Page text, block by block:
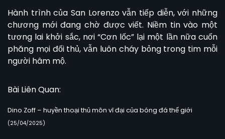
Hành trình của San Lorenzovẫn tiếp diễn, với những
chương mới đang chờ được viết. Niềm tin vào một
tương lai khởi sắc, nơi “Cơn lốc” lại một lần nữa cuốn
phăng mọi đối thủ, vẫn luôn cháy bỏng trong tim mỗi
người hâm mộ.
Bài Liên Quan:
Dino Zoff – huyền thoại thủ môn vĩ đại của bóng đá thế giới
(25/04/2025)